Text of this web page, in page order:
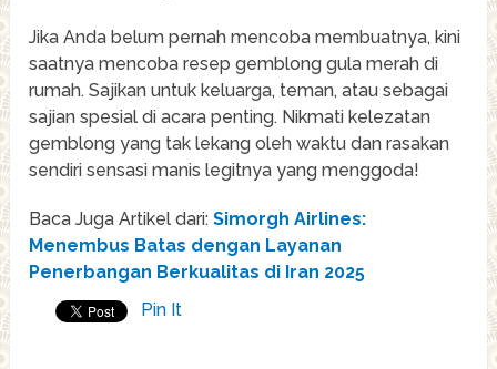
Jika Anda belum pernah mencoba membuatnya, kini
saatnya mencoba resep gemblong gula merah di
rumah. Sajikan untuk keluarga, teman, atau sebagai
sajian spesial di acara penting. Nikmati kelezatan
gemblong yang tak lekang oleh waktu dan rasakan
sendiri sensasi manis legitnya yang menggoda!
Baca Juga Artikel dari:Simorgh Airlines:
Menembus Batas dengan Layanan
Penerbangan Berkualitas di Iran 2025
Pin It